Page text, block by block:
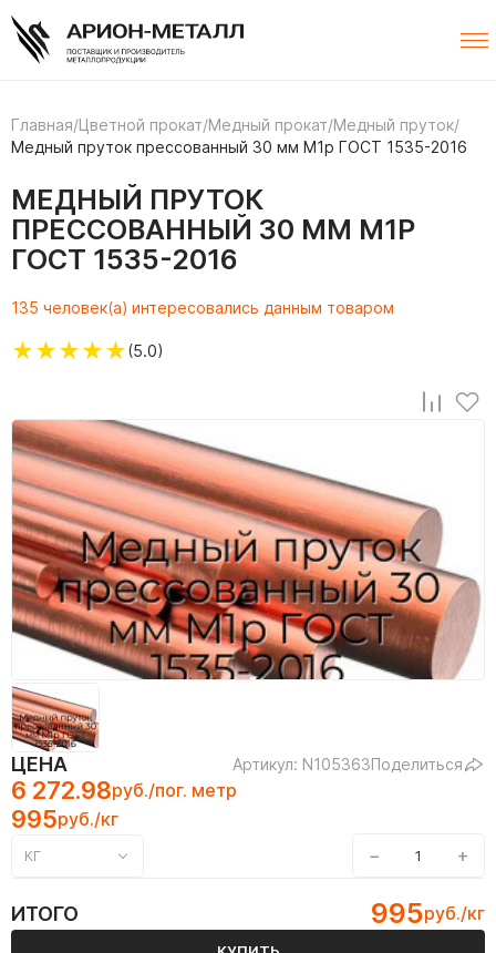
Главная/Цветной прокат/Медный прокат/Медный пруток/
Медный пруток прессованный 30 мм М1р ГОСТ 1535-2016
МЕДНЫЙ ПРУТОК
ПРЕССОВАННЫЙ 30 ММ М1Р
ГОСТ 1535-2016
135 человек(а) интересовались данным товаром
★★★★★(5.0)
ЦЕНА Артикул: N105363Поделиться
6 272.98руб./пог. метр
995руб./кг
КГ − +
ИТОГО 995руб./кг